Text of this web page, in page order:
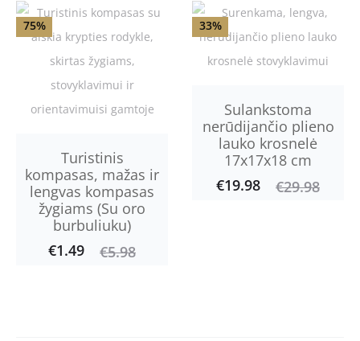
was:
€38.98.
is:
€24.98.
75%
Turistinis
kompasas, mažas ir
lengvas kompasas
žygiams (Su oro
burbuliuku)
€5.98
Original
€1.49
Current
33%
Sulankstoma
nerūdijančio plieno
lauko krosnelė
17x17x18 cm
€29.98
Original
€19.98
Current